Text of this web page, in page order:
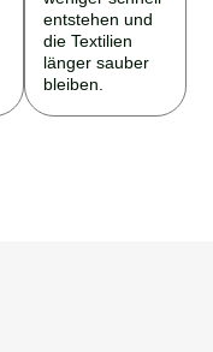
entstehen und
die Textilien
länger sauber
bleiben.